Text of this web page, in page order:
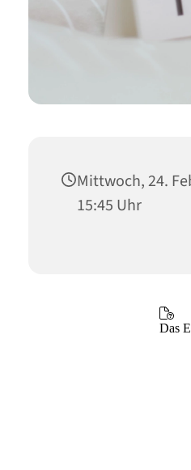
Mittwoch, 24.
15:45 Uhr